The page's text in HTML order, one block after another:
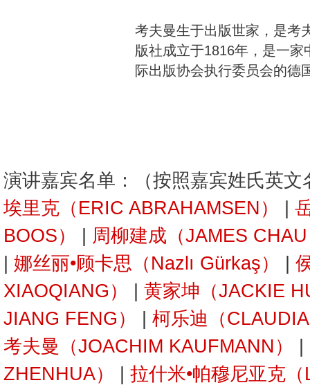
考夫曼生于出版世家，是考
版社成立于1816年，是一
际出版协会执行委员会的德
演讲嘉宾名单：（按照嘉宾姓氏英文
埃里克（ERIC ABRAHAMSEN）
BOOS）
周柳建成（JAMES
娜丝丽•顾卡思（Nazlı Gürkaş）
XIAOQIANG）
黄家坤（JACKIE
JIANG FENG）
柯乐迪（
考夫曼（JOACHIM KAUFMANN）
ZHENHUA）
拉什米•帕穆尼亚克